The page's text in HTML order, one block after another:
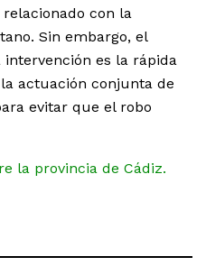
con la
Sin embargo, el
es la rápida
actuación conjunta de
evitar que el robo
la provincia de Cádiz.